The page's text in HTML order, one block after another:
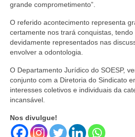
grande comprometimento”.
O referido acontecimento representa
certamente nos trará conquistas,
devidamente representados nas
envolver a odontologia.
O Departamento Jurídico do SOESP,
conjunto com a Diretoria do Sindicato
interesses coletivos e individuais da
incansável.
Nos divulgue!